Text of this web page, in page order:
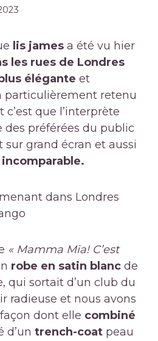
lis james a été vu hier
les rues de Londres
élégante et
particulièrement retenu
que l’interprète
des préférées du public
sur grand écran et aussi
dans Londres
« Mamma Mia! C’est
robe en satin blanc de
qui sortait d’un club du
radieuse et nous avons
dont elle combiné
d’un trench-coat peau